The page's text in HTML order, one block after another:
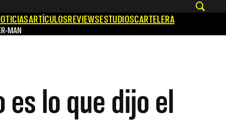
ARTÍCULOSREVIEWSESTUDIOSCARTELERA
MAN
es lo que dijo el